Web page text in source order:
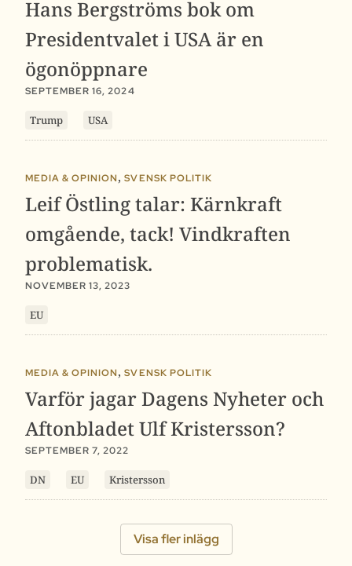
Hans Bergströms bok om
Presidentvalet i USA är en
ögonöppnare
SEPTEMBER 16, 2024
Trump USA
MEDIA & OPINION, SVENSK POLITIK
Leif Östling talar: Kärnkraft
omgående, tack! Vindkraften
problematisk.
NOVEMBER 13, 2023
EU
MEDIA & OPINION, SVENSK POLITIK
Varför jagar Dagens Nyheter och
Aftonbladet Ulf Kristersson?
SEPTEMBER 7, 2022
DN EU Kristersson
Visa fler inlägg